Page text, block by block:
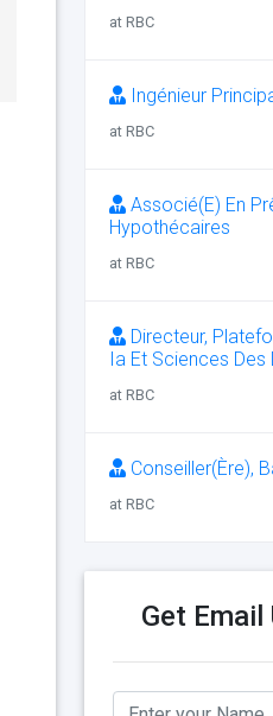
at RBC
Ingénieur
at RBC
Associé(E) En
Hypothécaires
at RBC
Directeur,
Ia Et Sciences Des
at RBC
Conseiller(Ère),
at RBC
Get Email